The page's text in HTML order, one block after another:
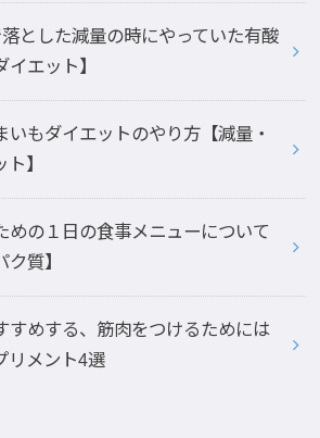
とした減量の時にやっていた有酸
エット】
いもダイエットのやり方【減量・
】
めの１日の食事メニューについて
ク質】
すめする、筋肉をつけるためには
リメント4選